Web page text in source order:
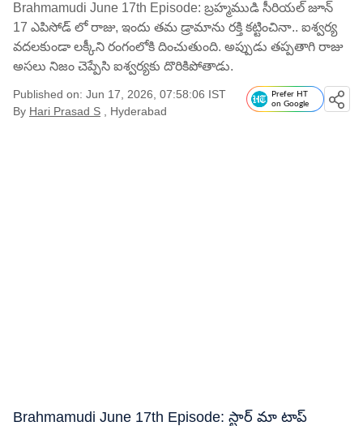
Brahmamudi June 17th Episode: బ్రహ్మముడి సీరియల్ జూన్
17 ఎపిసోడ్ లో రాజు, ఇందు తమ డ్రామాను రక్తి కట్టించినా.. ఐశ్వర్య
వదలకుండా లక్కీని రంగంలోకి దించుతుంది. అప్పుడు తప్పతాగి రాజు
అసలు నిజం చెప్పేసి ఐశ్వర్యకు దొరికిపోతాడు.
Published on: Jun 17, 2026, 07:58:06 IST
By Hari Prasad S , Hyderabad
Prefer HT
on Google
Brahmamudi June 17th Episode: స్టార్ మా టాప్